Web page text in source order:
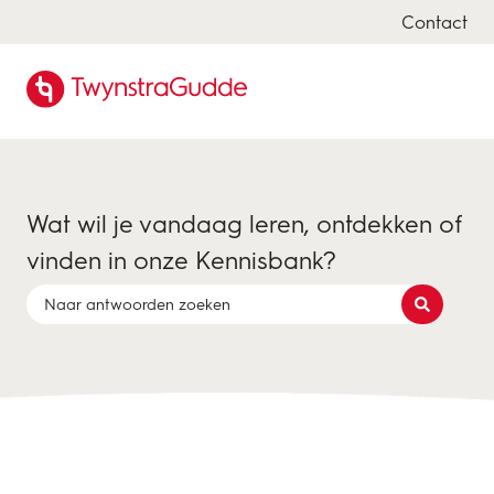
Contact
Wat wil je vandaag leren, ontdekken of
vinden in onze Kennisbank?